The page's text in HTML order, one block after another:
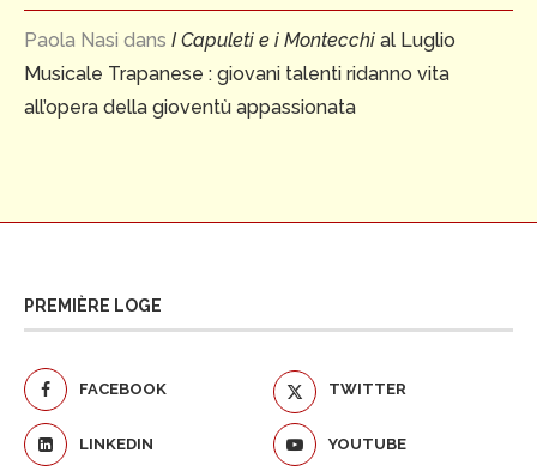
Paola Nasi dans I Capuleti e i Montecchi al Luglio
Musicale Trapanese : giovani talenti ridanno vita
all’opera della gioventù appassionata
PREMIÈRE LOGE
FACEBOOK TWITTER
LINKEDIN YOUTUBE